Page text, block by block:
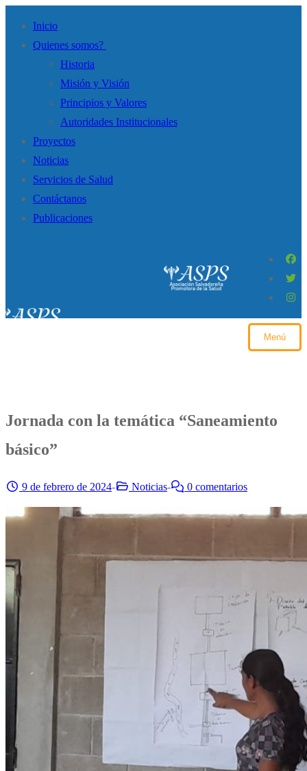
Inicio
Quienes somos?
Historia
Misión y Visión
Principios y Valores
Autoridades Institucionales
Proyectos
Noticias
Servicios de Salud
Contáctanos
Publicaciones
Menú
Jornada con la temática “Saneamiento
básico”
9 de febrero de 2024- Noticias- 0 comentarios